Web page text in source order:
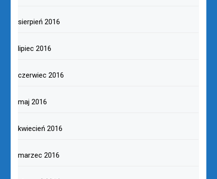
sierpień 2016
lipiec 2016
czerwiec 2016
maj 2016
kwiecień 2016
marzec 2016